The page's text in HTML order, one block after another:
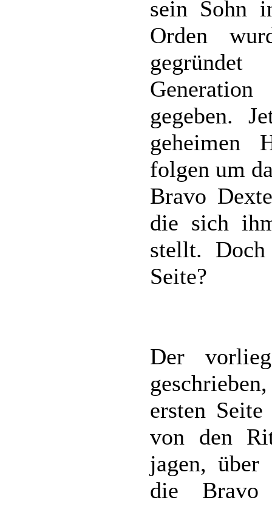
sein Sohn
Orden
gegeben.
geheimen
folgen um
Bravo
die sich
stellt.
Seite?
Der
ersten
von den
jagen,
die